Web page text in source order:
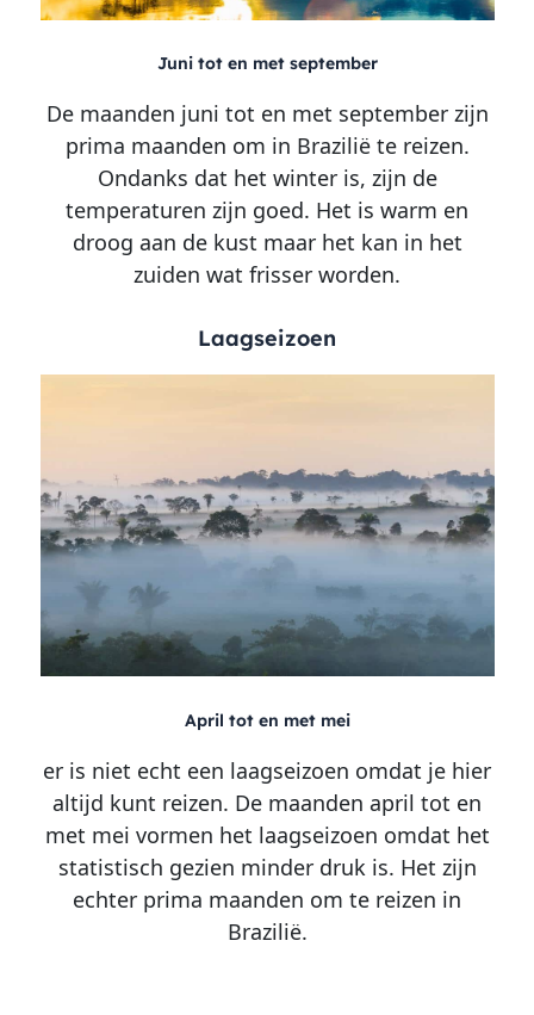
Juni tot en met september
De maanden juni tot en met september zijn
prima maanden om in Brazilië te reizen.
Ondanks dat het winter is, zijn de
temperaturen zijn goed. Het is warm en
droog aan de kust maar het kan in het
zuiden wat frisser worden.
Laagseizoen
April tot en met mei
er is niet echt een laagseizoen omdat je hier
altijd kunt reizen. De maanden april tot en
met mei vormen het laagseizoen omdat het
statistisch gezien minder druk is. Het zijn
echter prima maanden om te reizen in
Brazilië.